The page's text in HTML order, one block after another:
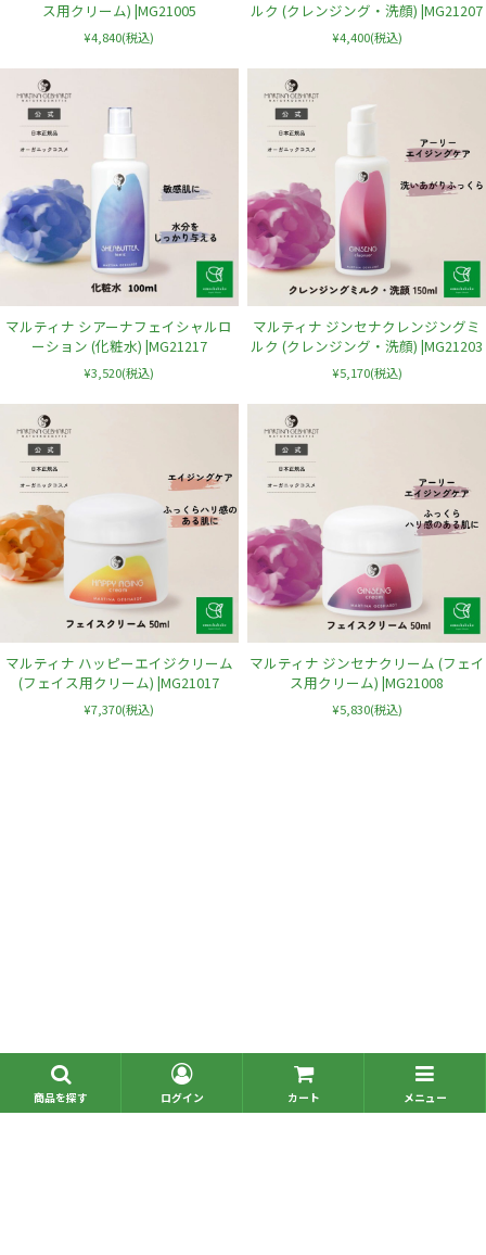
ス用クリーム) |MG21005
¥4,840(税込)
ルク (クレンジング・洗顔) |MG21207
¥4,400(税込)
マルティナ シアーナフェイシャルロ
ーション (化粧水) |MG21217
¥3,520(税込)
マルティナ ジンセナクレンジングミ
ルク (クレンジング・洗顔) |MG21203
¥5,170(税込)
マルティナ ハッピーエイジクリーム
(フェイス用クリーム) |MG21017
¥7,370(税込)
マルティナ ジンセナクリーム (フェイ
ス用クリーム) |MG21008
¥5,830(税込)